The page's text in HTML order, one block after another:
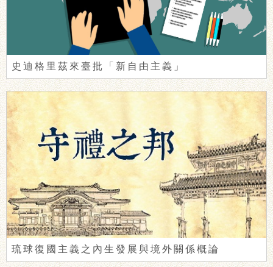
史迪格里茲來臺批「新自由主義」
琉球復國主義之內生發展與境外關係概論